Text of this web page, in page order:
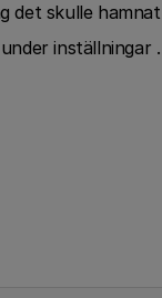
det skulle
inställningar